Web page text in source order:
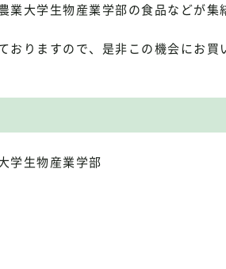
大学生物産業学部の食品などが集
りますので、是非この機会にお買
学生物産業学部